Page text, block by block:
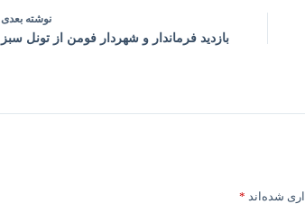
نوشته بعدی
بازدید فرماندار و شهردار فومن از تونل سبز
شده‌اند *